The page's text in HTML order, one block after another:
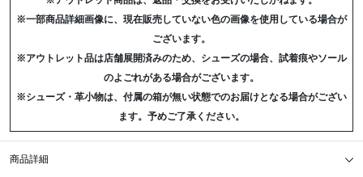
※一部商品詳細画像に、現在販売していない色の画像を使用している場合が
ございます。
※アウトレット品は店舗展開済みのため、シューズの場合、試着痕やソール
のよごれがある場合がございます。
※シューズ・革小物は、付属の箱が無い状態でのお届けとなる場合がござい
ます。予めご了承ください。
商品詳細